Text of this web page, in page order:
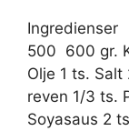
Ingredienser
500  600 gr.
Olje 1 ts.
reven 1/3 ts.
Soyasaus 2